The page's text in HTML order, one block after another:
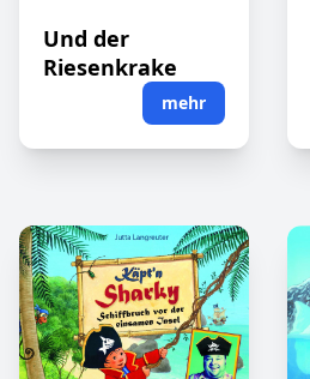
Und der
Riesenkrake
mehr